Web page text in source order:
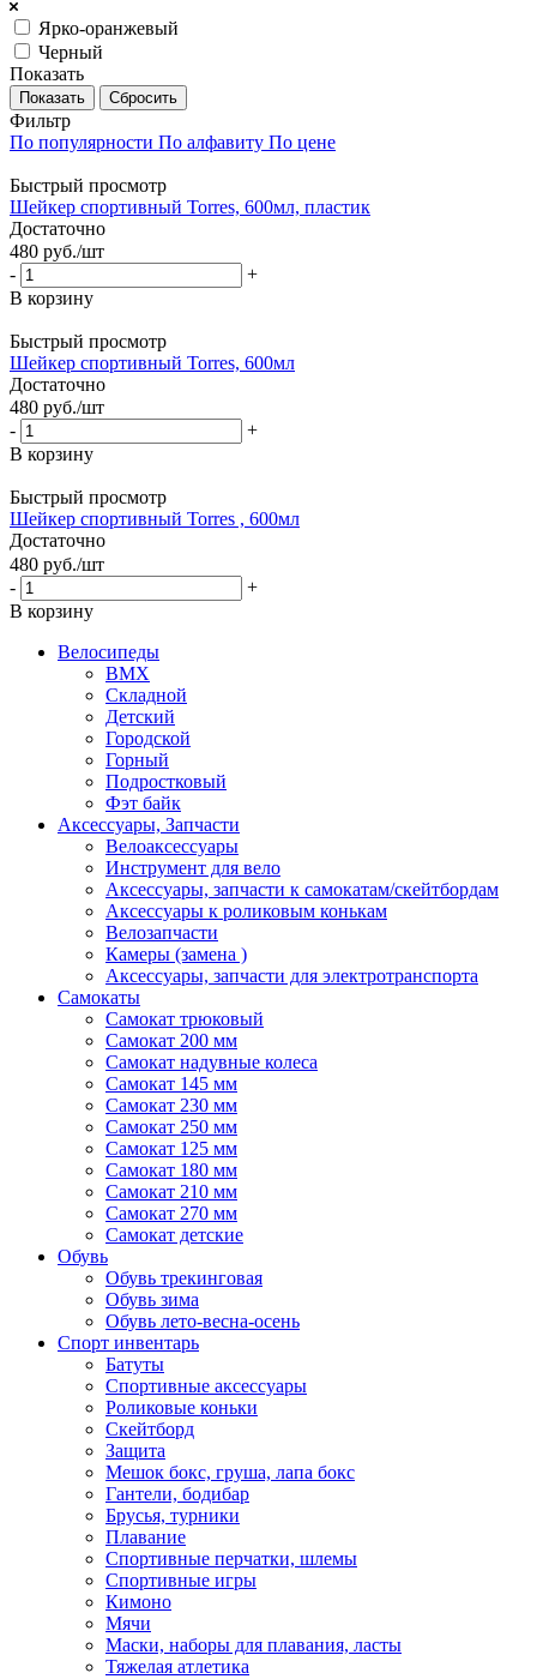
Ярко-оранжевый
Черный
Показать
Сбросить
Фильтр
По популярности По алфавиту По цене
Быстрый просмотр
Шейкер спортивный Torres, 600мл, пластик
Достаточно
480 руб./шт
-
+
В корзину
Быстрый просмотр
Шейкер спортивный Torres, 600мл
Достаточно
480 руб./шт
-
+
В корзину
Быстрый просмотр
Шейкер спортивный Torres , 600мл
Достаточно
480 руб./шт
-
+
В корзину
Велосипеды
BMX
Складной
Детский
Городской
Горный
Подростковый
Фэт байк
Аксессуары, Запчасти
Велоаксессуары
Инструмент для вело
Аксессуары, запчасти к самокатам/скейтбордам
Аксессуары к роликовым конькам
Велозапчасти
Камеры (замена )
Аксессуары, запчасти для электротранспорта
Самокаты
Самокат трюковый
Самокат 200 мм
Самокат надувные колеса
Самокат 145 мм
Самокат 230 мм
Самокат 250 мм
Самокат 125 мм
Самокат 180 мм
Самокат 210 мм
Самокат 270 мм
Самокат детские
Обувь
Обувь трекинговая
Обувь зима
Обувь лето-весна-осень
Спорт инвентарь
Батуты
Спортивные аксессуары
Роликовые коньки
Скейтборд
Защита
Мешок бокс, груша, лапа бокс
Гантели, бодибар
Брусья, турники
Плавание
Спортивные перчатки, шлемы
Спортивные игры
Кимоно
Мячи
Маски, наборы для плавания, ласты
Тяжелая атлетика